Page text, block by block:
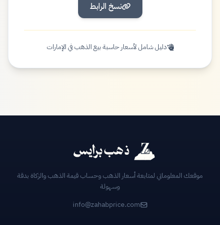
نسخ الرابط
دليل شامل لأسعار حاسبة بيع الذهب في الإمارات
موقعك المعلوماتي لمتابعة أسعار الذهب وحساب قيمة الذهب والزكاة بدقة
وسهولة
info@zahabprice.com